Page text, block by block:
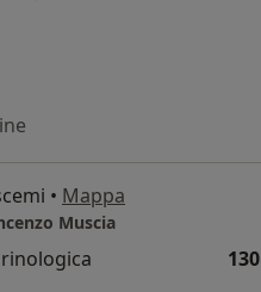
• Mappa
Muscia